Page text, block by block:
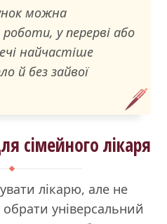
можна
у перерві або
найчастіше
й без зайвої
сімейного лікаря
лікарю, але не
універсальний